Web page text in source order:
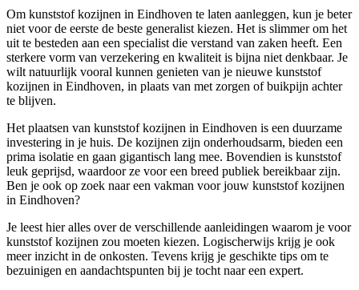
Om kunststof kozijnen in Eindhoven te laten aanleggen, kun je beter
niet voor de eerste de beste generalist kiezen. Het is slimmer om het
uit te besteden aan een specialist die verstand van zaken heeft. Een
sterkere vorm van verzekering en kwaliteit is bijna niet denkbaar. Je
wilt natuurlijk vooral kunnen genieten van je nieuwe kunststof
kozijnen in Eindhoven, in plaats van met zorgen of buikpijn achter
te blijven.
Het plaatsen van kunststof kozijnen in Eindhoven is een duurzame
investering in je huis. De kozijnen zijn onderhoudsarm, bieden een
prima isolatie en gaan gigantisch lang mee. Bovendien is kunststof
leuk geprijsd, waardoor ze voor een breed publiek bereikbaar zijn.
Ben je ook op zoek naar een vakman voor jouw kunststof kozijnen
in Eindhoven?
Je leest hier alles over de verschillende aanleidingen waarom je voor
kunststof kozijnen zou moeten kiezen. Logischerwijs krijg je ook
meer inzicht in de onkosten. Tevens krijg je geschikte tips om te
bezuinigen en aandachtspunten bij je tocht naar een expert.